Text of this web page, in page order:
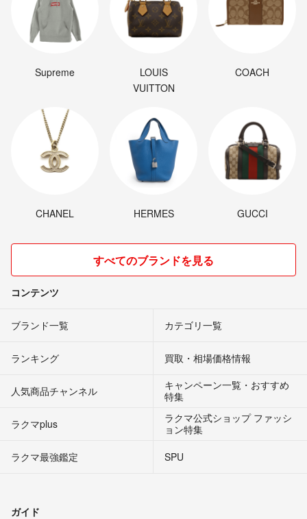
Supreme
LOUIS
VUITTON
COACH
CHANEL HERMES GUCCI
すべてのブランドを見る
コンテンツ
ブランド一覧 カテゴリ一覧
ランキング 買取・相場価格情報
人気商品チャンネル
キャンペーン一覧・おすすめ
特集
ラクマplus
ラクマ公式ショップ ファッシ
ョン特集
ラクマ最強鑑定
SPU
ガイド